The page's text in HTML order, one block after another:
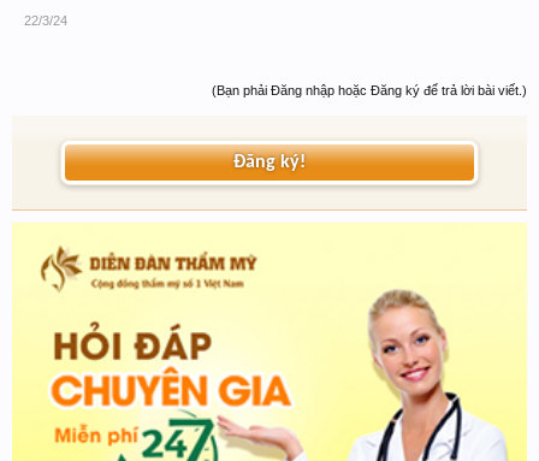
22/3/24
(Bạn phải Đăng nhập hoặc Đăng ký để trả lời bài viết.)
Đăng ký!